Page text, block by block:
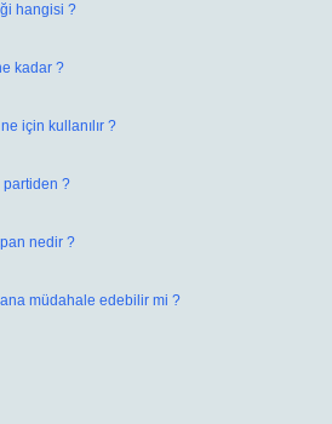
hangisi ?
kadar ?
için kullanılır ?
partiden ?
nedir ?
müdahale edebilir mi ?